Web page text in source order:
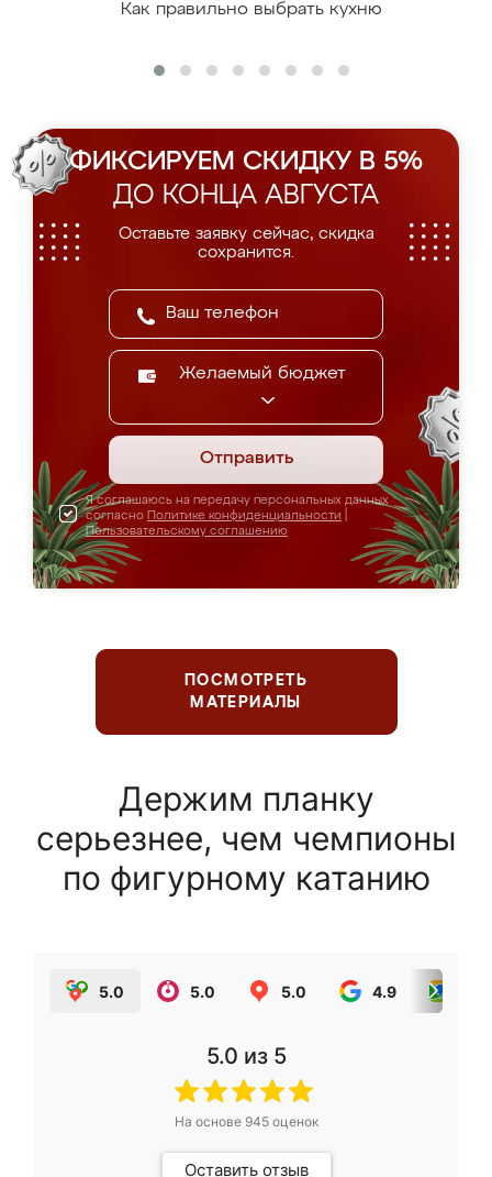
Как правильно выбрать кухню
ФИКСИРУЕМ СКИДКУ В 5%
ДО КОНЦА АВГУСТА
Оставьте заявку сейчас, скидка
сохранится.
Желаемый бюджет
Отправить
Я соглашаюсь на передачу персональных данных
согласно Политике конфиденциальности
Пользовательскому соглашению
ПОСМОТРЕТЬ
МАТЕРИАЛЫ
Держим планку
серьезнее, чем чемпионы
по фигурному катанию
5.0 5.0 5.0 4.9
5.0 из 5
На основе 945оценок
Оставить отзыв